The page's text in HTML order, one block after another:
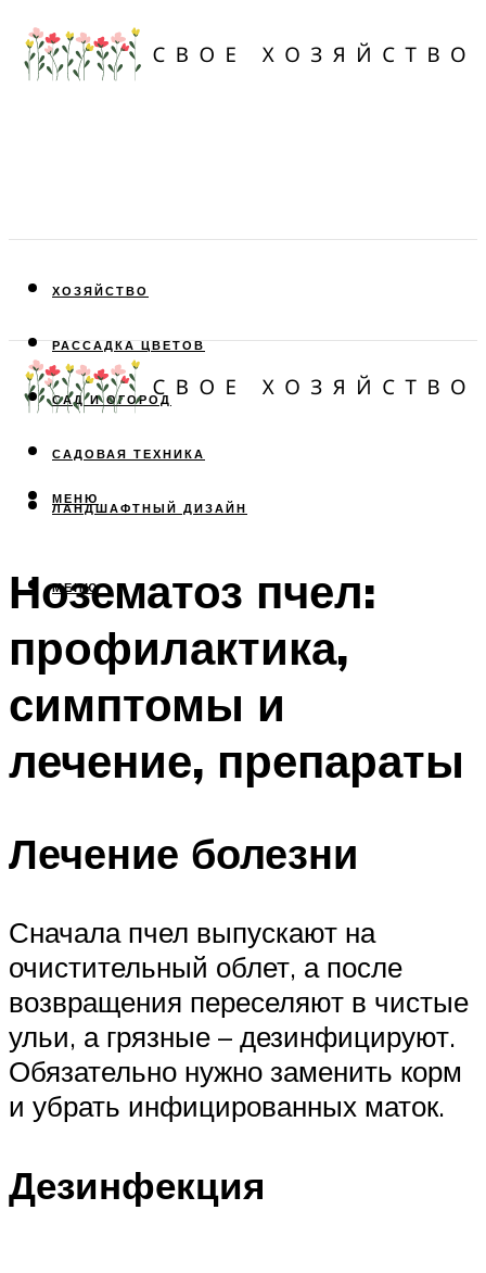
ХОЗЯЙСТВО
РАССАДКА ЦВЕТОВ
САД И ОГОРОД
САДОВАЯ ТЕХНИКА
ЛАНДШАФТНЫЙ ДИЗАЙН
МЕНЮ
МЕНЮ
Нозематоз пчел:
профилактика,
симптомы и
лечение, препараты
Лечение болезни
Сначала пчел выпускают на
очистительный облет, а после
возвращения переселяют в чистые
ульи, а грязные – дезинфицируют.
Обязательно нужно заменить корм
и убрать инфицированных маток.
Дезинфекция